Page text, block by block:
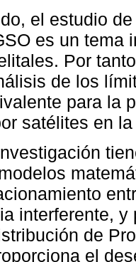
el estudio
es un tema
Por
de los
para la
satélites en
interferente,
de
el